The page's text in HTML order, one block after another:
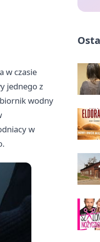
w czasie
jednego z
wodny
w